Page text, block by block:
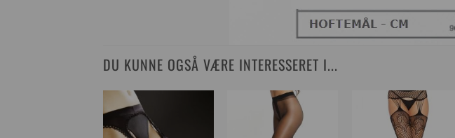
DU KUNNE OGSÅ VÆRE INTERESSERET I...